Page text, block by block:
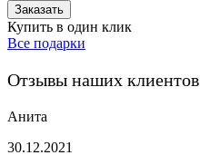
Заказать
Купить в один клик
Все подарки
Отзывы наших клиентов
Анита
30.12.2021